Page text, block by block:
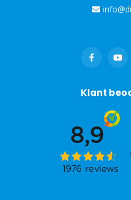
Klant